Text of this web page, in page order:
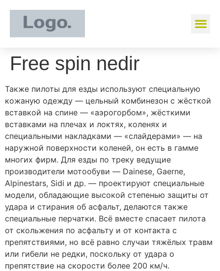
Free spin nedir
Также пилоты для езды используют специальную
кожаную одежду — цельный комбинезон с жёсткой
вставкой на спине — «аэрогорбом», жёсткими
вставками на плечах и локтях, коленях и
специальными накладками — «слайдерами» — на
наружной поверхности коленей, он есть в гамме
многих фирм. Для езды по треку ведущие
производители мотообуви — Dainese, Gaerne,
Alpinestars, Sidi и др. — проектируют специальные
модели, обладающие высокой степенью защиты от
удара и стирания об асфальт, делаются также
специальные перчатки. Всё вместе спасает пилота
от скольжения по асфальту и от контакта с
препятствиями, но всё равно случаи тяжёлых травм
или гибели не редки, поскольку от удара о
препятствие на скорости более 200 км/ч.